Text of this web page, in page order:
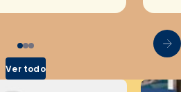
Ver todo